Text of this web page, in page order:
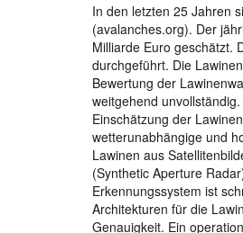
In den letzten 25 Jahren
(avalanches.org). Der
Milliarde Euro geschätzt.
durchgeführt. Die
Bewertung der
weitgehend
Einschätzung der
wetterunabhängige und
Lawinen aus
(Synthetic Aperture
Erkennungssystem ist
Architekturen für die
Genauigkeit. Ein